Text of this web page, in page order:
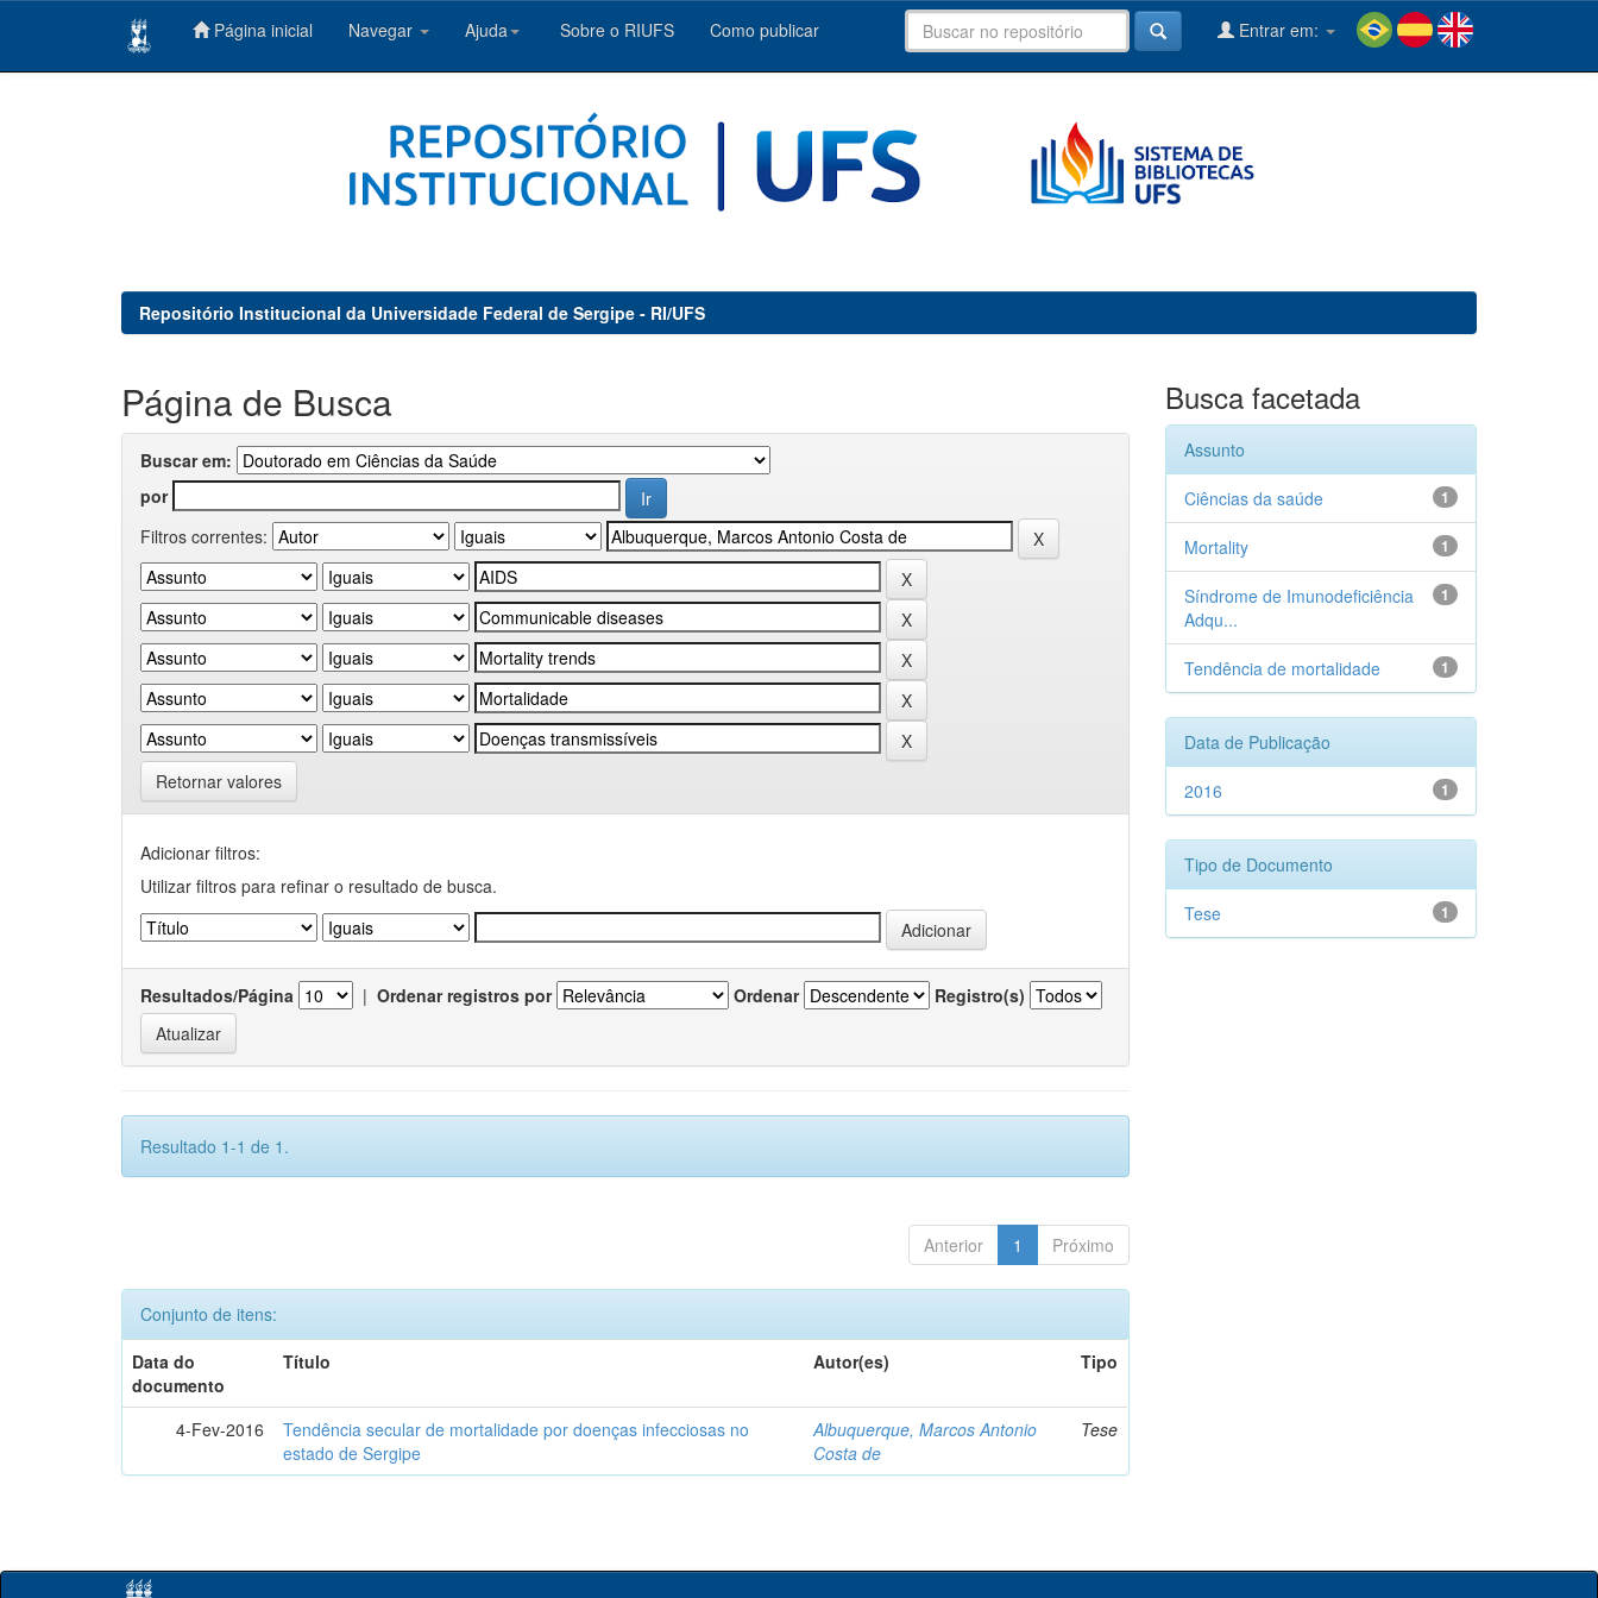
Página inicial Navegar Ajuda Sobre o RIUFS Como publicar Entrar em:
Repositório Institucional da Universidade Federal de Sergipe - RI/UFS
Página de Busca
Buscar em:
por
Filtros correntes:
Retornar valores
Adicionar filtros:
Utilizar filtros para refinar o resultado de busca.
Resultados/Página | Ordenar registros por Ordenar Registro(s)
Resultado 1-1 de 1.
Anterior 1 Próximo
Conjunto de itens:
Data do
documento
Título Autor(es) Tipo
4-Fev-2016
Tendência secular de mortalidade por doenças infecciosas no
estado de Sergipe
Albuquerque, Marcos Antonio
Costa de
Tese
Busca facetada
Assunto
1
Ciências da saúde
1
Mortality
1
Síndrome de Imunodeficiência
Adqu...
1
Tendência de mortalidade
Data de Publicação
1
2016
Tipo de Documento
1
Tese